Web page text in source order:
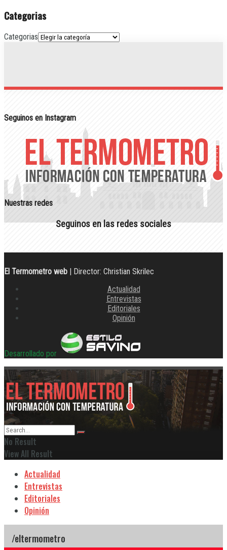
Categorias
Categorias
Seguinos en Instagram
Nuestras redes
Seguinos en las redes sociales
El Termometro web | Director: Christian Skrilec
Actualidad
Entrevistas
Editoriales
Opinión
Desarrollado por
No Result
View All Result
Actualidad
Entrevistas
Editoriales
Opinión